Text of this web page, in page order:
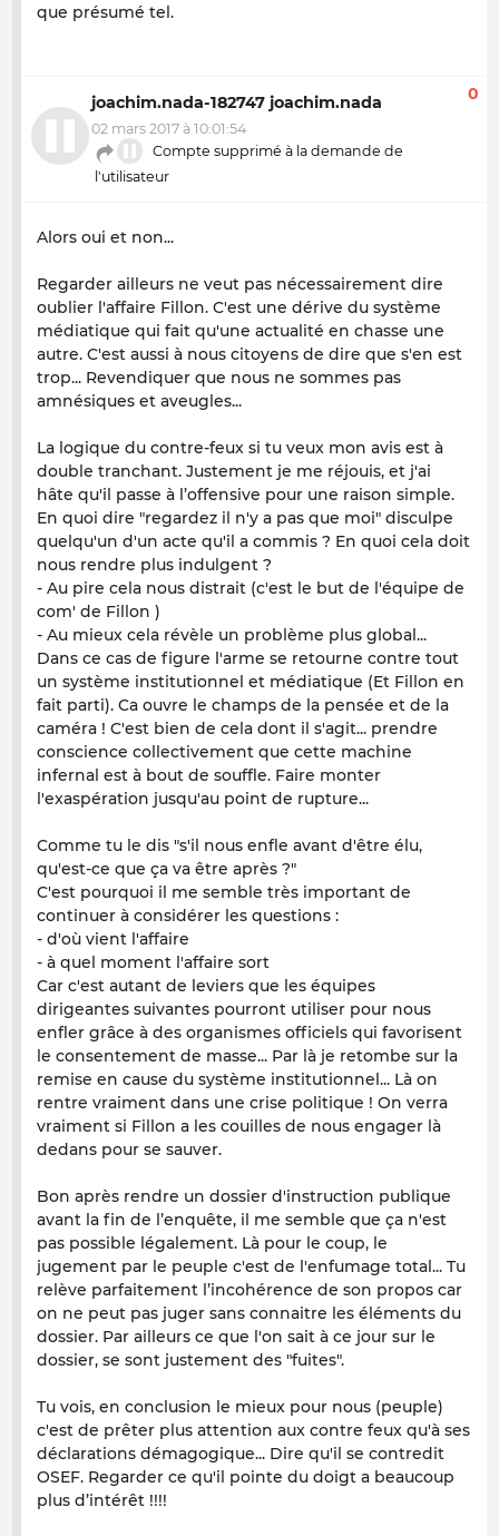
que présumé tel.
joachim.nada-182747 joachim.nada
02 mars 2017 à 10:01:54
Compte supprimé à la demande de
l'utilisateur
0
Alors oui et non...
Regarder ailleurs ne veut pas nécessairement dire
oublier l'affaire Fillon. C'est une dérive du système
médiatique qui fait qu'une actualité en chasse une
autre. C'est aussi à nous citoyens de dire que s'en est
trop... Revendiquer que nous ne sommes pas
amnésiques et aveugles...
La logique du contre-feux si tu veux mon avis est à
double tranchant. Justement je me réjouis, et j'ai
hâte qu'il passe à l’offensive pour une raison simple.
En quoi dire "regardez il n'y a pas que moi" disculpe
quelqu'un d'un acte qu'il a commis ? En quoi cela doit
nous rendre plus indulgent ?
- Au pire cela nous distrait (c'est le but de l'équipe de
com' de Fillon )
- Au mieux cela révèle un problème plus global...
Dans ce cas de figure l'arme se retourne contre tout
un système institutionnel et médiatique (Et Fillon en
fait parti). Ca ouvre le champs de la pensée et de la
caméra ! C'est bien de cela dont il s'agit... prendre
conscience collectivement que cette machine
infernal est à bout de souffle. Faire monter
l'exaspération jusqu'au point de rupture...
Comme tu le dis "s'il nous enfle avant d'être élu,
qu'est-ce que ça va être après ?"
C'est pourquoi il me semble très important de
continuer à considérer les questions :
- d'où vient l'affaire
- à quel moment l'affaire sort
Car c'est autant de leviers que les équipes
dirigeantes suivantes pourront utiliser pour nous
enfler grâce à des organismes officiels qui favorisent
le consentement de masse... Par là je retombe sur la
remise en cause du système institutionnel... Là on
rentre vraiment dans une crise politique ! On verra
vraiment si Fillon a les couilles de nous engager là
dedans pour se sauver.
Bon après rendre un dossier d'instruction publique
avant la fin de l’enquête, il me semble que ça n'est
pas possible légalement. Là pour le coup, le
jugement par le peuple c'est de l'enfumage total... Tu
relève parfaitement l’incohérence de son propos car
on ne peut pas juger sans connaitre les éléments du
dossier. Par ailleurs ce que l'on sait à ce jour sur le
dossier, se sont justement des "fuites".
Tu vois, en conclusion le mieux pour nous (peuple)
c'est de prêter plus attention aux contre feux qu'à ses
déclarations démagogique... Dire qu'il se contredit
OSEF. Regarder ce qu'il pointe du doigt a beaucoup
plus d’intérêt !!!!